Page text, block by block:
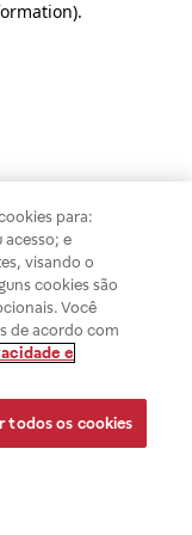
.
para:
acesso; e
visando o
cookies são
Você
de acordo com
e
todos os cookies